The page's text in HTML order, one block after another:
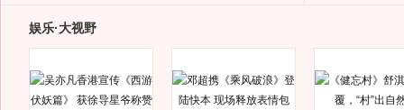
娱乐·大视野